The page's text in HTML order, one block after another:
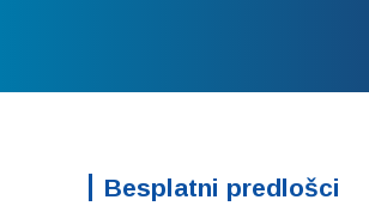
Besplatni predlošci